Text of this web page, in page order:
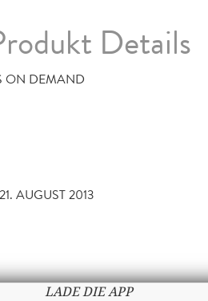
Details
ON DEMAND
21. AUGUST 2013
LADE DIE APP